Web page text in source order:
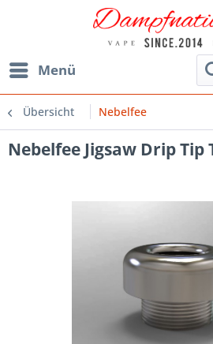
Menü
Übersicht Nebelfee
Nebelfee Jigsaw Drip Tip